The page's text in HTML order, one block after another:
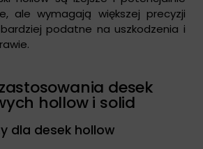
ale wymagają większej precyzji
podatne na uszkodzenia i
desek
hollow i solid
dla desek hollow